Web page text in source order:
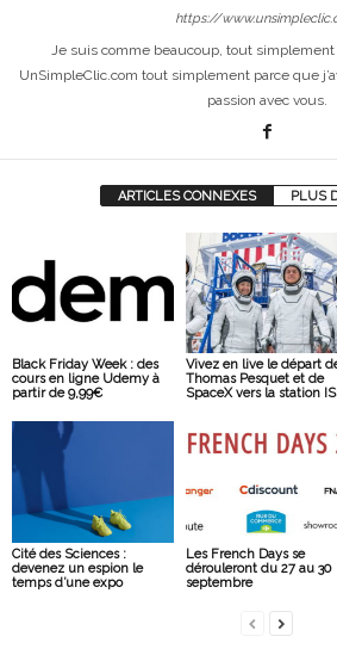
https://
Je suis comme beaucoup, tout simplement
UnSimpleClic.com tout simplement parce que
passion avec vous.
ARTICLES CONNEXES PLUS
Black Friday Week : des
cours en ligne Udemy à
partir de 9,99€
Vivez en live le départ
Thomas Pesquet et de
SpaceX vers la station
Cité des Sciences :
devenez un espion le
temps d’une expo
Les French Days se
dérouleront du 27 au 30
septembre